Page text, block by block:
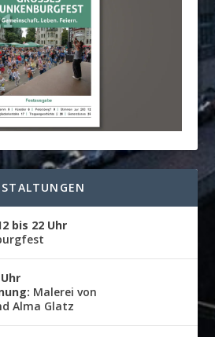
bis 22 Uhr
Malerei von
Alma Glatz